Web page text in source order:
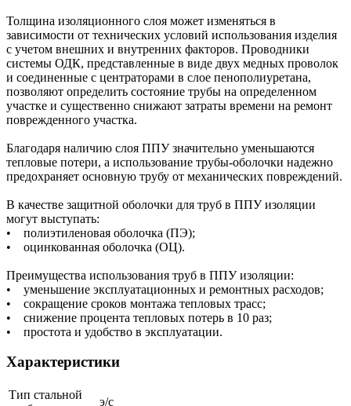
Толщина изоляционного слоя может изменяться в
зависимости от технических условий использования изделия
с учетом внешних и внутренних факторов. Проводники
системы ОДК, представленные в виде двух медных проволок
и соединенные с центраторами в слое пенополиуретана,
позволяют определить состояние трубы на определенном
участке и существенно снижают затраты времени на ремонт
поврежденного участка.
Благодаря наличию слоя ППУ значительно уменьшаются
тепловые потери, а использование трубы-оболочки надежно
предохраняет основную трубу от механических повреждений.
В качестве защитной оболочки для труб в ППУ изоляции
могут выступать:
• полиэтиленовая оболочка (ПЭ);
• оцинкованная оболочка (ОЦ).
Преимущества использования труб в ППУ изоляции:
• уменьшение эксплуатационных и ремонтных расходов;
• сокращение сроков монтажа тепловых трасс;
• снижение процента тепловых потерь в 10 раз;
• простота и удобство в эксплуатации.
Характеристики
Тип стальной
э/с